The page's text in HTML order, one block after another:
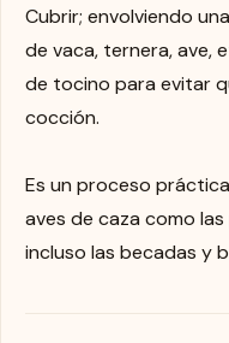
Cubrir; envolviendo
de vaca, ternera, ave,
de tocino para evitar
cocción.
Es un proceso
aves de caza como
incluso las becadas y